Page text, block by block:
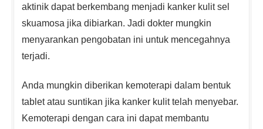
aktinik dapat berkembang menjadi kanker kulit sel
skuamosa jika dibiarkan. Jadi dokter mungkin
menyarankan pengobatan ini untuk mencegahnya
terjadi.
Anda mungkin diberikan kemoterapi dalam bentuk
tablet atau suntikan jika kanker kulit telah menyebar.
Kemoterapi dengan cara ini dapat membantu